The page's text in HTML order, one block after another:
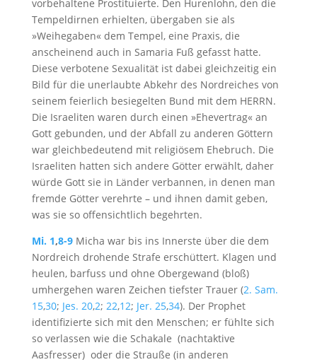
vorbehaltene Prostituierte. Den Hurenlohn, den die
Tempeldirnen erhielten, übergaben sie als
»Weihegaben« dem Tempel, eine Praxis, die
anscheinend auch in Samaria Fuß gefasst hatte.
Diese verbotene Sexualität ist dabei gleichzeitig ein
Bild für die unerlaubte Abkehr des Nordreiches von
seinem feierlich besiegelten Bund mit dem HERRN.
Die Israeliten waren durch einen »Ehevertrag« an
Gott gebunden, und der Abfall zu anderen Göttern
war gleichbedeutend mit religiösem Ehebruch. Die
Israeliten hatten sich andere Götter erwählt, daher
würde Gott sie in Länder verbannen, in denen man
fremde Götter verehrte – und ihnen damit geben,
was sie so offensichtlich begehrten.
Mi. 1,8-9 Micha war bis ins Innerste über die dem
Nordreich drohende Strafe erschüttert. Klagen und
heulen, barfuss und ohne Obergewand (bloß)
umhergehen waren Zeichen tiefster Trauer (2. Sam.
15,30; Jes. 20,2; 22,12; Jer. 25,34). Der Prophet
identifizierte sich mit den Menschen; er fühlte sich
so verlassen wie die Schakale (nachtaktive
Aasfresser) oder die Strauße (in anderen